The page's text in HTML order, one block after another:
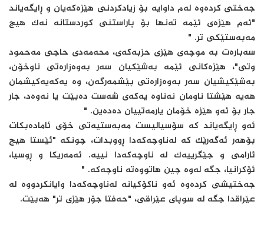
جەختی کردەوە لەم داوایە بۆ زیادکردنی هێزەکەیان و ڕایگەیاند
"ئەم هێزەی ئێمە تەنها بۆ پاراستنی کوردستانە نەک هیچ
مەبەستێکی تر. "
سەبارەت بە موچەی هێزی حزبەکەی، محەمەدی حاجی مەحمود
وتی"، هێزەکانی ئێمە بەشێکیان سەر بەوەزارەتی ناوخۆن،
بەشێکیشیان سەر بەوەزارەتی پێشمەرگەن، وە یەکەیەکیشمان
هەیە هێشتا ناومان نەناوە یەکەی شەست دەبێت یا نەوەد، جار
جار بۆ ئەو هێزە خۆمان یارمەتییان دەدەین. "
ئەو ڕایگەیاند کە سۆسیالیست مەبەستیەتی خۆی ئامادەبکات
بۆهەر ئەگەرێک کە لەناوچەکەدا ڕووبدات، چونکە "ئێستا هیچ
ئارامی و جێگرییەک لە ناوچەکەدا نییە. ئەمەریکا و ڕوسیا،
ئۆکرانیا، جگە لەوە چین هاتووەتە ناوچەکە. "
جەختیشی کردەوە ئەو ناکۆکیانە لەناوچەکەدا وایانکردووە لە
عێراقدا جگە لە سوپای عێراقی، "حەفتا جۆر هێزی تر" هەبێت.